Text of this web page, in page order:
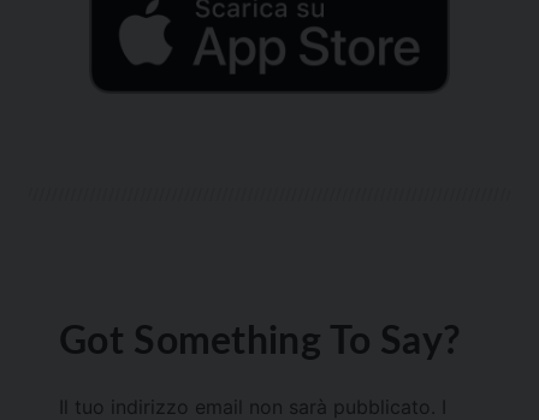
Got Something To Say?
Il tuo indirizzo email non sarà pubblicato.